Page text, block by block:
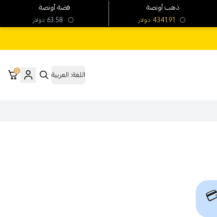
اللغة: العربية 0
فضة أونصة
دولار 63.58
ذهب أونصة
دولار 4341.91